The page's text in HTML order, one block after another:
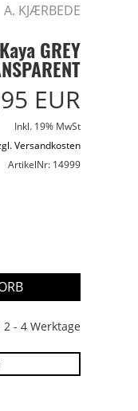
A. KJÆRBEDE
GREY
EUR
Inkl. 19% MwSt
Versandkosten
ArtikelNr: 14999
- 4 Werktage